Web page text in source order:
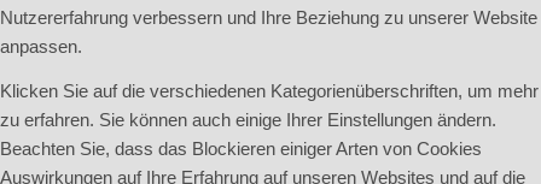
Nutzererfahrung verbessern und Ihre Beziehung zu unserer Website
anpassen.
Klicken Sie auf die verschiedenen Kategorienüberschriften, um mehr
zu erfahren. Sie können auch einige Ihrer Einstellungen ändern.
Beachten Sie, dass das Blockieren einiger Arten von Cookies
Auswirkungen auf Ihre Erfahrung auf unseren Websites und auf die